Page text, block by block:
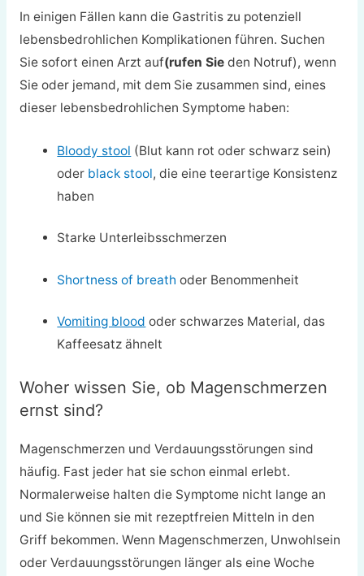
In einigen Fällen kann die Gastritis zu potenziell
lebensbedrohlichen Komplikationen führen. Suchen
Sie sofort einen Arzt auf(rufen Sieden Notruf), wenn
Sie oder jemand, mit dem Sie zusammen sind, eines
dieser lebensbedrohlichen Symptome haben:
Bloody stool (Blut kann rot oder schwarz sein)
oder black stool, die eine teerartige Konsistenz
haben
Starke Unterleibsschmerzen
Shortness of breath oder Benommenheit
Vomiting blood oder schwarzes Material, das
Kaffeesatz ähnelt
Woher wissen Sie, ob Magenschmerzen
ernst sind?
Magenschmerzen und Verdauungsstörungen sind
häufig. Fast jeder hat sie schon einmal erlebt.
Normalerweise halten die Symptome nicht lange an
und Sie können sie mit rezeptfreien Mitteln in den
Griff bekommen. Wenn Magenschmerzen, Unwohlsein
oder Verdauungsstörungen länger als eine Woche